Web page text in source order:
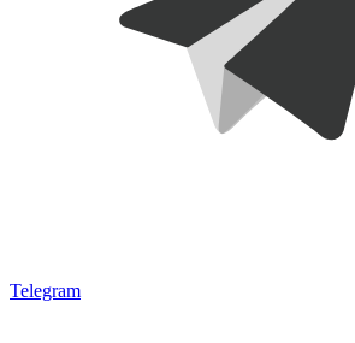
Telegram